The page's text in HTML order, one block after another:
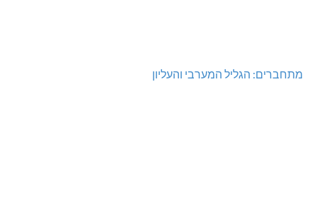
מתחברים: הגליל המערבי והעליון